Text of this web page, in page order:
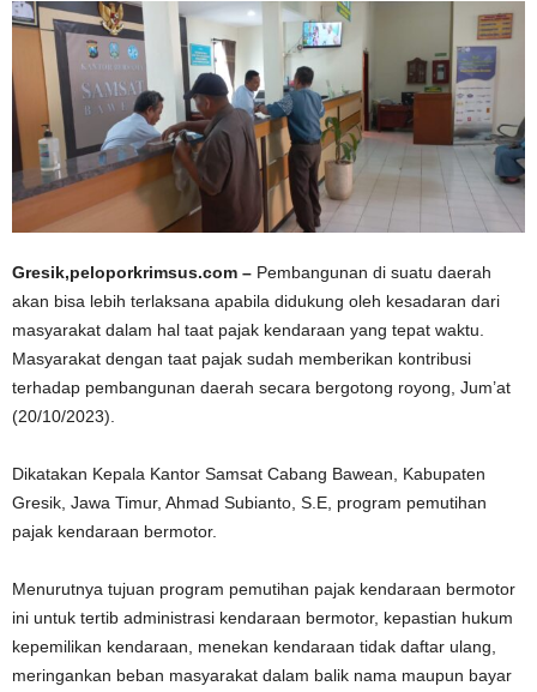
Gresik,peloporkrimsus.com – Pembangunan di suatu daerah
akan bisa lebih terlaksana apabila didukung oleh kesadaran dari
masyarakat dalam hal taat pajak kendaraan yang tepat waktu.
Masyarakat dengan taat pajak sudah memberikan kontribusi
terhadap pembangunan daerah secara bergotong royong, Jum’at
(20/10/2023).
Dikatakan Kepala Kantor Samsat Cabang Bawean, Kabupaten
Gresik, Jawa Timur, Ahmad Subianto, S.E, program pemutihan
pajak kendaraan bermotor.
Menurutnya tujuan program pemutihan pajak kendaraan bermotor
ini untuk tertib administrasi kendaraan bermotor, kepastian hukum
kepemilikan kendaraan, menekan kendaraan tidak daftar ulang,
meringankan beban masyarakat dalam balik nama maupun bayar